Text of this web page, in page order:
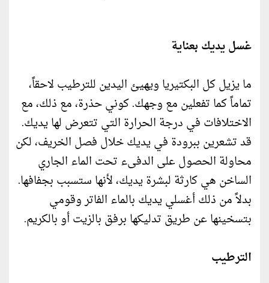
غسل يديك بعناية
ما يزيل كل البكتيريا ويهيئ اليدين للترطيب لاحقاً،
تماماً كما تفعلين مع وجهك. كوني حذرة، مع ذلك، مع
الاختلافات في درجة الحرارة التي تتعرض لها يديك.
قد تشعرين ببرودة في يديك خلال فصل الخريف، لكن
محاولة الحصول على الدفىء تحت الماء الجاري
الساخن هي كارثة لبشرة يديك، لأنها ستسبب بجفافها.
بدلاً من ذلك أغسلي يديك بالماء الفاتر وقومي
بتسخينها عن طريق تدليكها برفق بالزيت أو بالكريم.
الترطيب